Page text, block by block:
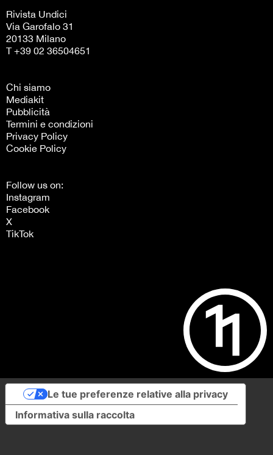
Rivista Undici
Via Garofalo 31
20133 Milano
T +39 02 36504651
Chi siamo
Mediakit
Pubblicità
Termini e condizioni
Privacy Policy
Cookie Policy
Follow us on:
Instagram
Facebook
X
TikTok
Informativa sulla raccolta
Le tue preferenze relative alla privacy